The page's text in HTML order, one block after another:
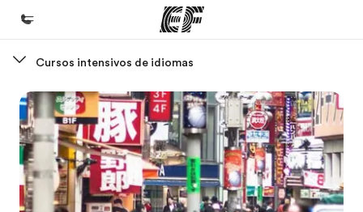
Bienvenido a EF
Programas
Ver todo lo que hacemos
Oficinas
Cursos intensivos de idiomas